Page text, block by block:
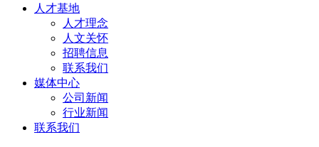
人才基地
人才理念
人文关怀
招聘信息
联系我们
媒体中心
公司新闻
行业新闻
联系我们